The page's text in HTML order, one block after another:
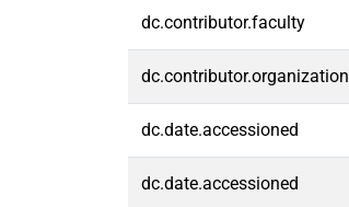
dc.contributor.faculty
dc.contributor.organization
dc.date.accessioned
dc.date.accessioned